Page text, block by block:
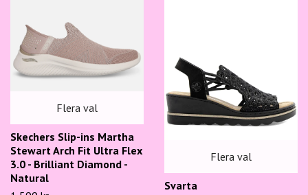
Flera val
Skechers Slip-ins Martha
Stewart Arch Fit Ultra Flex
3.0 - Brilliant Diamond -
Natural
Flera val
Svarta